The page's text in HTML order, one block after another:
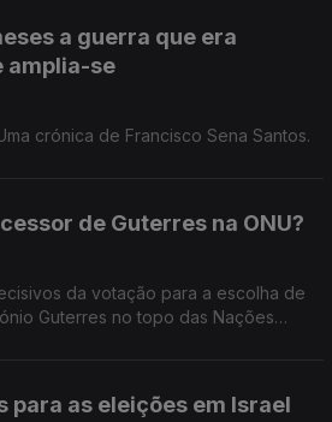
a guerra que era
amplia-se
crónica de Francisco Sena Santos.
de Guterres na ONU?
da votação para a escolha de
Guterres no topo das Nações
para as eleições em Israel